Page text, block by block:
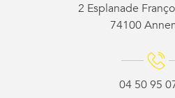
2 Esplanade
74100
04 50 95